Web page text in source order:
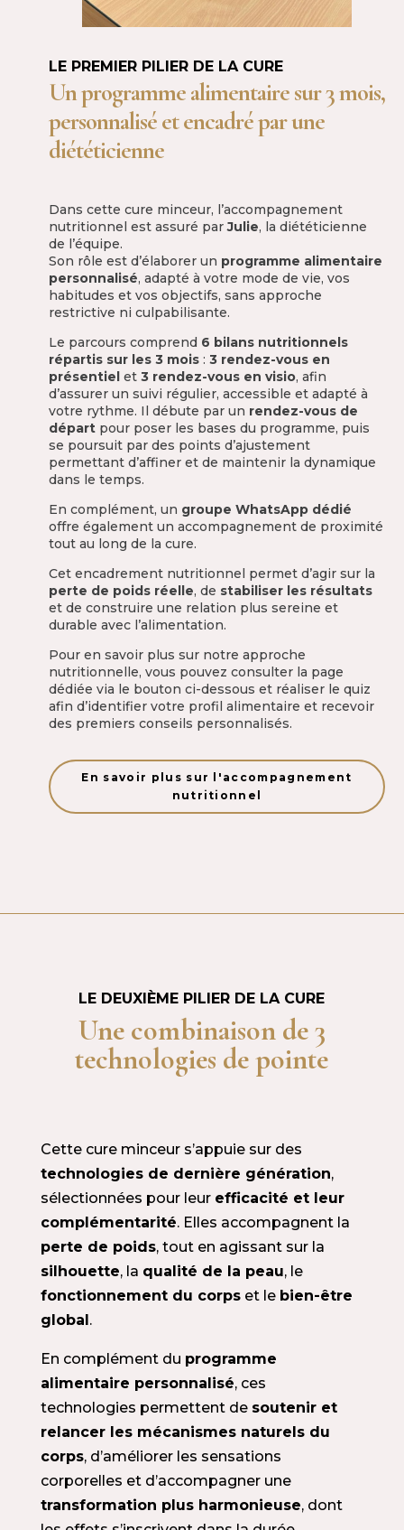
LE PREMIER PILIER DE LA CURE
Un programme alimentaire sur 3 mois,
personnalisé et encadré par une
diététicienne
Dans cette cure minceur, l’accompagnement
nutritionnel est assuré parJulie, la diététicienne
de l’équipe.
Son rôle est d’élaborer un programme alimentaire
personnalisé, adapté à votre mode de vie, vos
habitudes et vos objectifs, sans approche
restrictive ni culpabilisante.
Le parcours comprend 6 bilans nutritionnels
répartis sur les 3 mois : 3 rendez-vous en
présentiel et 3 rendez-vous en visio, afin
d’assurer un suivi régulier, accessible et adapté à
votre rythme. Il débute par un rendez-vous de
départ pour poser les bases du programme, puis
se poursuit par des points d’ajustement
permettant d’affiner et de maintenir la dynamique
dans le temps.
En complément, un groupe WhatsApp dédié
offre également un accompagnement de proximité
tout au long de la cure.
Cet encadrement nutritionnel permet d’agir sur la
perte de poids réelle, de stabiliser les résultats
et de construire une relation plus sereine et
durable avec l’alimentation.
Pour en savoir plus sur notre approche
nutritionnelle, vous pouvez consulter la page
dédiée via le bouton ci-dessous et réaliser le quiz
afin d’identifier votre profil alimentaire et recevoir
des premiers conseils personnalisés.
En savoir plus sur l'accompagnement
nutritionnel
LE DEUXIÈME PILIER DE LA CURE
Une combinaison de 3
technologies de pointe
Cette cure minceur s’appuie sur des
technologies de dernière génération,
sélectionnées pour leur efficacité et leur
complémentarité. Elles accompagnent la
perte de poids, tout en agissant sur la
silhouette, la qualité de la peau, le
fonctionnement du corpset le bien-être
global.
En complément du programme
alimentaire personnalisé, ces
technologies permettent de soutenir et
relancer les mécanismes naturels du
corps, d’améliorer les sensations
corporelles et d’accompagner une
transformation plus harmonieuse, dont